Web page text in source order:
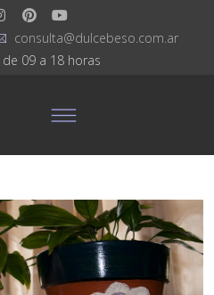
consulta@dulcebeso.com.ar
de 09 a 18 horas